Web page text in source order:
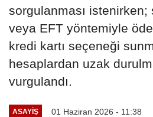
sorgulanması istenirken;
veya EFT yöntemiyle
kredi kartı seçeneği
hesaplardan uzak
vurgulandı.
ASAYIŞ 01 Haziran 2026 - 11:38